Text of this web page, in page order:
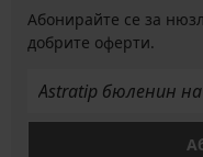
Абонирайте се за
добрите оферти.